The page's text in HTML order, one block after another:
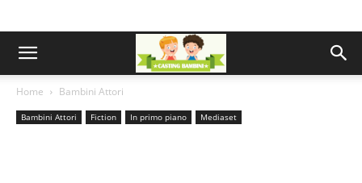
Home Bambini Attori
Bambini Attori Fiction In primo piano Mediaset